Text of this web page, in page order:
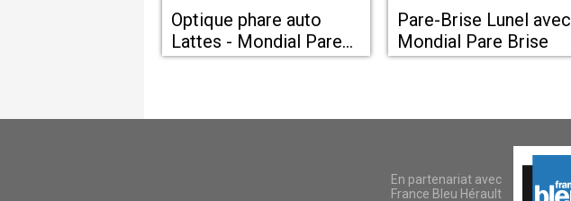
Optique phare auto
Lattes - Mondial Pare
Brise
Pare-Brise Lunel avec
Mondial Pare Brise
En partenariat avec
France Bleu Hérault